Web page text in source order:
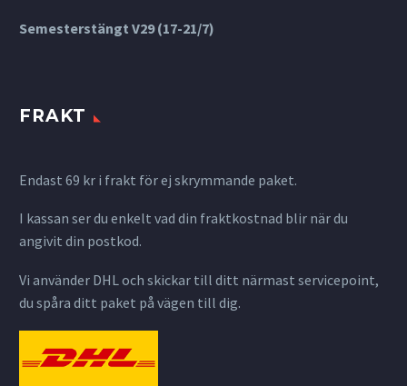
Semesterstängt V29 (17-21/7)
FRAKT
Endast 69 kr i frakt för ej skrymmande paket.
I kassan ser du enkelt vad din fraktkostnad blir när du
angivit din postkod.
Vi använder DHL och skickar till ditt närmast servicepoint,
du spåra ditt paket på vägen till dig.